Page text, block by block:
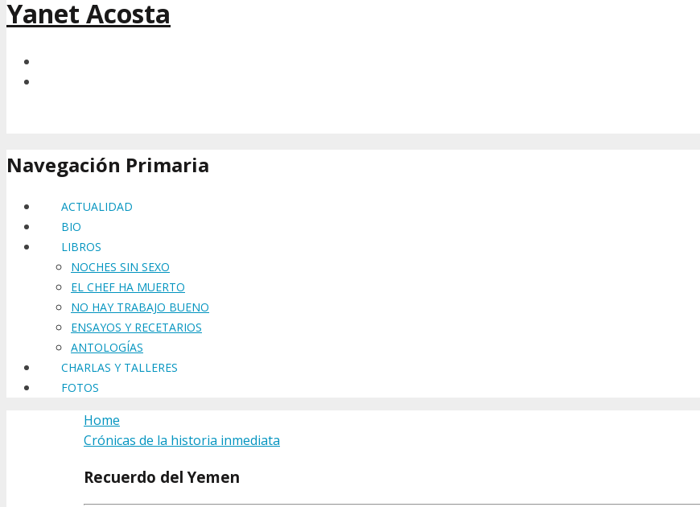
Yanet Acosta
Navegación Primaria
ACTUALIDAD
BIO
LIBROS
NOCHES SIN SEXO
EL CHEF HA MUERTO
NO HAY TRABAJO BUENO
ENSAYOS Y RECETARIOS
ANTOLOGÍAS
CHARLAS Y TALLERES
FOTOS
Home
Crónicas de la historia inmediata
Recuerdo del Yemen